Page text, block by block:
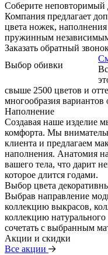
Соберите неповторимый
Компания предлагает
цвета ножек,
пружинным
Заказать обратный
Выбор обивки
свыше 2500 цветов и
многообразия
Наполнение
Создавая наше изделие
комфорта. Мы
клиента и предлагаем
наполнения. Анатомия
вашего тела, что дарит
которое длится годами.
Выбор цвета
Выбрав направление
коллекцию выкрасов,
коллекцию
сочетать с выбранным
Акции и скидки
Все акции